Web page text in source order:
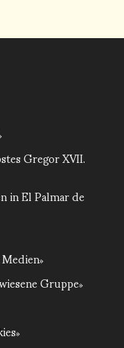
Gregor XVII.
in El Palmar de
Gruppe